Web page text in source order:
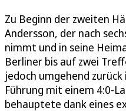
Zu Beginn der zweiten
Andersson, der nach
nimmt und in seine
Berliner bis auf zwei
jedoch umgehend
Führung mit einem 4:0-
behauptete dank eines